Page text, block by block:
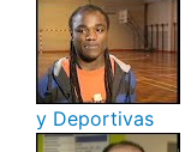
y Deportivas